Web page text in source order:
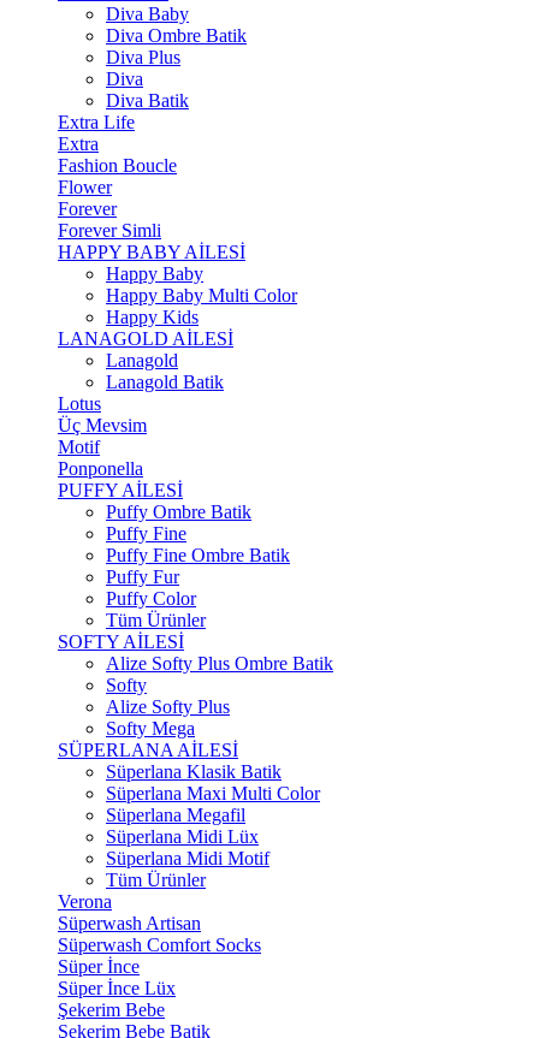
Diva Baby
Diva Ombre Batik
Diva Plus
Diva
Diva Batik
Extra Life
Extra
Fashion Boucle
Flower
Forever
Forever Simli
HAPPY BABY AİLESİ
Happy Baby
Happy Baby Multi Color
Happy Kids
LANAGOLD AİLESİ
Lanagold
Lanagold Batik
Lotus
Üç Mevsim
Motif
Ponponella
PUFFY AİLESİ
Puffy Ombre Batik
Puffy Fine
Puffy Fine Ombre Batik
Puffy Fur
Puffy Color
Tüm Ürünler
SOFTY AİLESİ
Alize Softy Plus Ombre Batik
Softy
Alize Softy Plus
Softy Mega
SÜPERLANA AİLESİ
Süperlana Klasik Batik
Süperlana Maxi Multi Color
Süperlana Megafil
Süperlana Midi Lüx
Süperlana Midi Motif
Tüm Ürünler
Verona
Süperwash Artisan
Süperwash Comfort Socks
Süper İnce
Süper İnce Lüx
Şekerim Bebe
Şekerim Bebe Batik